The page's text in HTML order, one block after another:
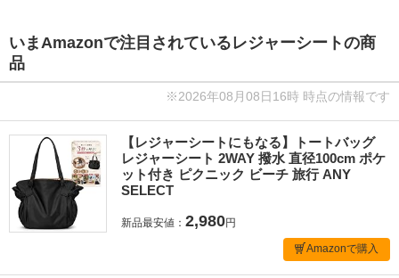
いまAmazonで注目されているレジャーシートの商
品
※2026年08月08日16時 時点の情報です
【レジャーシートにもなる】トートバッグ
レジャーシート 2WAY 撥水 直径100cm ポケ
ット付き ピクニック ビーチ 旅行 ANY
SELECT
新品最安値： 2,980円
Amazonで購入